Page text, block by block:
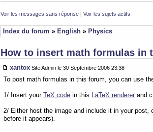
Voir les messages sans réponse | Voir les sujets actifs
Index du forum » English » Physics
How to insert math formulas in
xantox Site Admin le 30 Septembre 2006 23:38
To post math formulas in this forum, you can use
1/ Insert your TeX code in this LaTeX renderer and
2/ Either host the image and include it in your post,
before it appears).